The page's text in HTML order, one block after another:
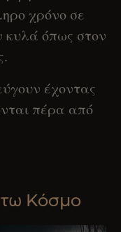
χρόνο σε
κυλά όπως στον
έχοντας
πέρα από
Κόσμο